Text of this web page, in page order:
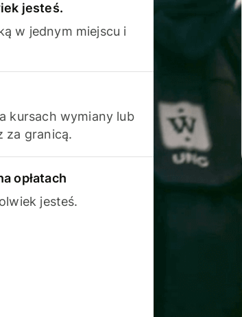
jesteś.
w jednym miejscu i
kursach wymiany lub
za granicą.
opłatach
jesteś.